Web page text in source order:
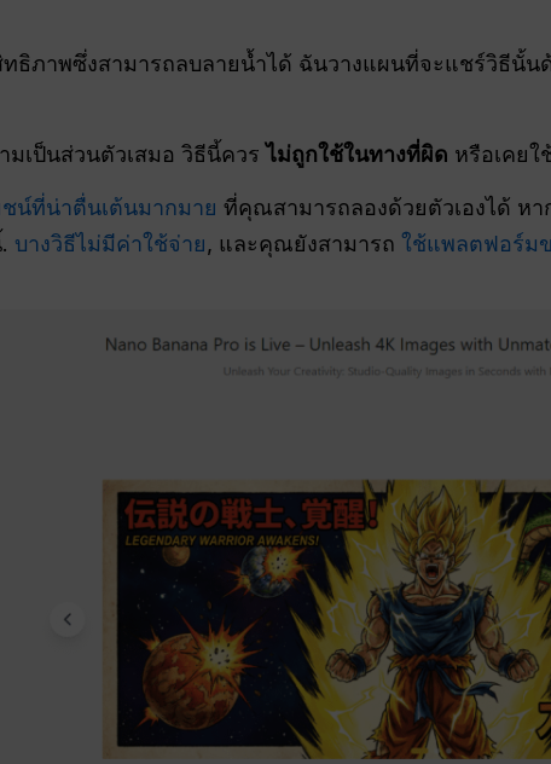
ภาพซึ่งสามารถลบลายน้ำได้ ฉันวางแผนที่จะแชร์วิธีนั้น
มเป็นส่วนตัวเสมอ วิธีนี้ควรไม่ถูกใช้ในทางที่ผิด หรือเคย
น์ที่น่าตื่นเต้นมากมาย ที่คุณสามารถลองด้วยตัวเองได้ ห
บางวิธีไม่มีค่าใช้จ่าย, และคุณยังสามารถ ใช้แพลตฟอร์ม